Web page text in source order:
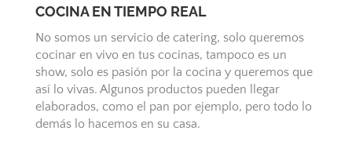
COCINA EN TIEMPO REAL
No somos un servicio de catering, solo queremos
cocinar en vivo en tus cocinas, tampoco es un
show, solo es pasión por la cocina y queremos que
así lo vivas. Algunos productos pueden llegar
elaborados, como el pan por ejemplo, pero todo lo
demás lo hacemos en su casa.